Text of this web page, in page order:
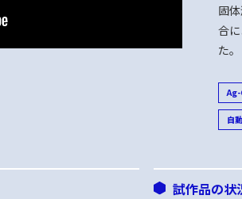
固
合
た。
自
試作品の状